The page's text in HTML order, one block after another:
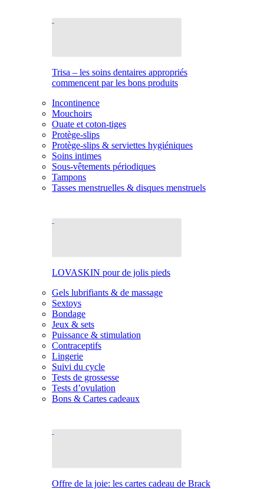
Trisa – les soins dentaires appropriés
commencent par les bons produits
Incontinence
Mouchoirs
Ouate et coton-tiges
Protège-slips
Protège-slips & serviettes hygiéniques
Soins intimes
Sous-vêtements périodiques
Tampons
Tasses menstruelles & disques menstruels
LOVASKIN pour de jolis pieds
Gels lubrifiants & de massage
Sextoys
Bondage
Jeux & sets
Puissance & stimulation
Contraceptifs
Lingerie
Suivi du cycle
Tests de grossesse
Tests d’ovulation
Bons & Cartes cadeaux
Offre de la joie: les cartes cadeau de Brack